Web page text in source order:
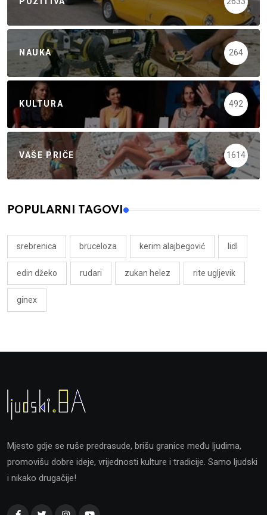
NAUKA 264
KULTURA 492
VAŠE PRIČE 1614
POPULARNI TAGOVI
srebrenica bruceloza kerim alajbegović lidl
edin džeko rudari zukan helez rite ugljevik
ginex
Mjesto gdje se ruše predrasude, brišu granice među ljudima,
promovišu dobre ideje, vrijednosti kulture i tradicije. Samo ljudski
i nikako drugačije!